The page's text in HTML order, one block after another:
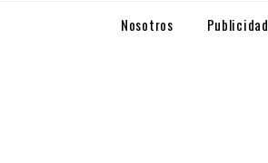
Nosotros Publicidad